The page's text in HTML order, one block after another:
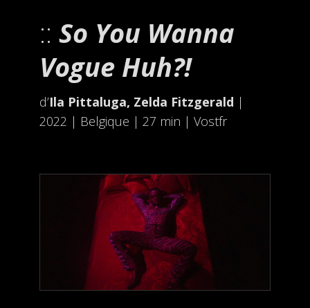
So You Wanna
Vogue Huh?!
d’Ila Pittaluga, Zelda Fitzgerald |
2022 | Belgique | 27 min | Vostfr